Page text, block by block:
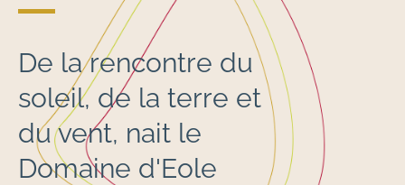
De la rencontre du
soleil, de la terre et
du vent, nait le
Domaine d'Eole